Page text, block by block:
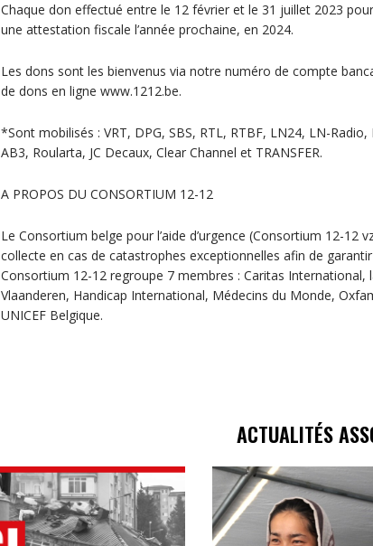
Chaque don effectué entre le 12 février et le 31 juillet 2023
une attestation fiscale l’année prochaine, en 2024.
Les dons sont les bienvenus via notre numéro de compte
de dons en ligne www.1212.be.
*Sont mobilisés : VRT, DPG, SBS, RTL, RTBF, LN24, LN-
AB3, Roularta, JC Decaux, Clear Channel et TRANSFER.
A PROPOS DU CONSORTIUM 12-12
Le Consortium belge pour l’aide d’urgence (Consortium 12-12
collecte en cas de catastrophes exceptionnelles afin de
Consortium 12-12 regroupe 7 membres : Caritas International,
Vlaanderen, Handicap International, Médecins du Monde,
UNICEF Belgique.
ACTUALITÉS